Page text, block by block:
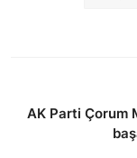
AK Parti Çorum